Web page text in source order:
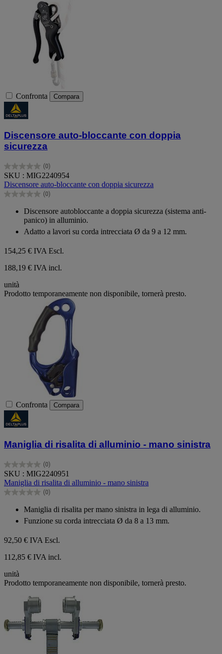
Confronta Compara
Discensore auto-bloccante con doppia
sicurezza
(0)
0.0
su
5
stelle.
SKU : MIG2240954
Discensore auto-bloccante con doppia sicurezza
(0)
0.0
Discensore autobloccante a doppia sicurezza (sistema anti-
panico) in alluminio.
Adatto a lavori su corda intrecciata Ø da 9 a 12 mm.
154,25 € IVA Escl.
188,19 € IVA incl.
unità
Prodotto temporaneamente non disponibile, tornerà presto.
Confronta Compara
Maniglia di risalita di alluminio - mano sinistra
(0)
0.0
su
5
stelle.
SKU : MIG2240951
Maniglia di risalita di alluminio - mano sinistra
(0)
0.0
stelle.
Maniglia di risalita per mano sinistra in lega di alluminio.
Funzione su corda intrecciata Ø da 8 a 13 mm.
92,50 € IVA Escl.
112,85 € IVA incl.
unità
Prodotto temporaneamente non disponibile, tornerà presto.